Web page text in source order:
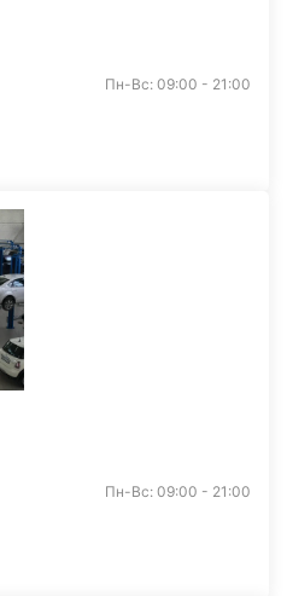
Пн-Вс: 09:00 - 21:00
Пн-Вс: 09:00 - 21:00